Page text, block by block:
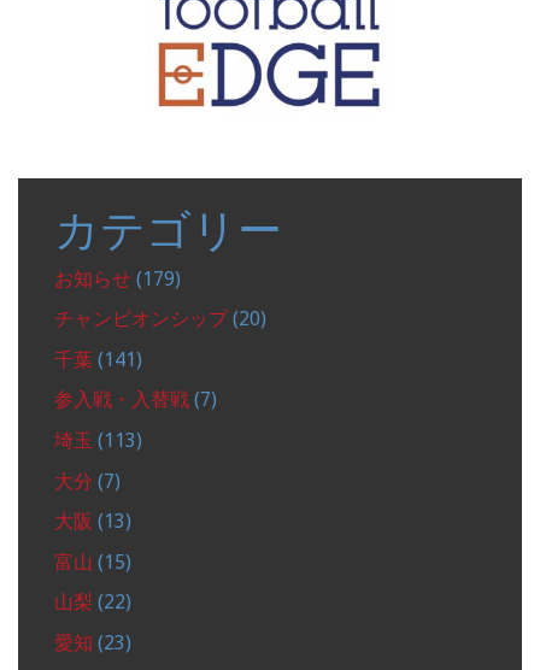
カテゴリー
お知らせ (179)
チャンピオンシップ(20)
千葉 (141)
参入戦・入替戦 (7)
埼玉 (113)
大分 (7)
大阪 (13)
富山 (15)
山梨 (22)
愛知 (23)